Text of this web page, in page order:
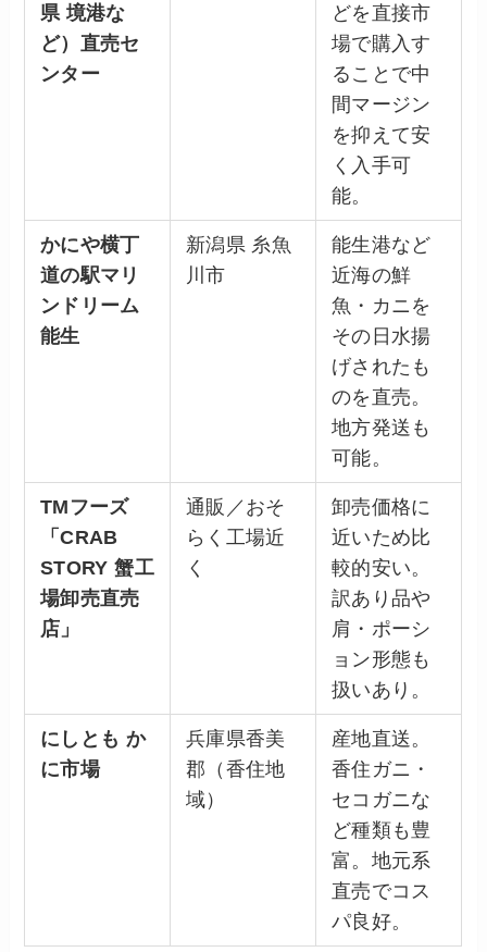
県 境港な
ど）直売セ
ンター
どを直接市
場で購入す
ることで中
間マージン
を抑えて安
く入手可
能。
かにや横丁
道の駅マリ
ンドリーム
能生
新潟県 糸魚
川市
能生港など
近海の鮮
魚・カニを
その日水揚
げされたも
のを直売。
地方発送も
可能。
TMフーズ
「CRAB
STORY 蟹工
場卸売直売
店」
通販／おそ
らく工場近
く
卸売価格に
近いため比
較的安い。
訳あり品や
肩・ポーシ
ョン形態も
扱いあり。
にしとも か
に市場
兵庫県香美
郡（香住地
域）
産地直送。
香住ガニ・
セコガニな
ど種類も豊
富。地元系
直売でコス
パ良好。